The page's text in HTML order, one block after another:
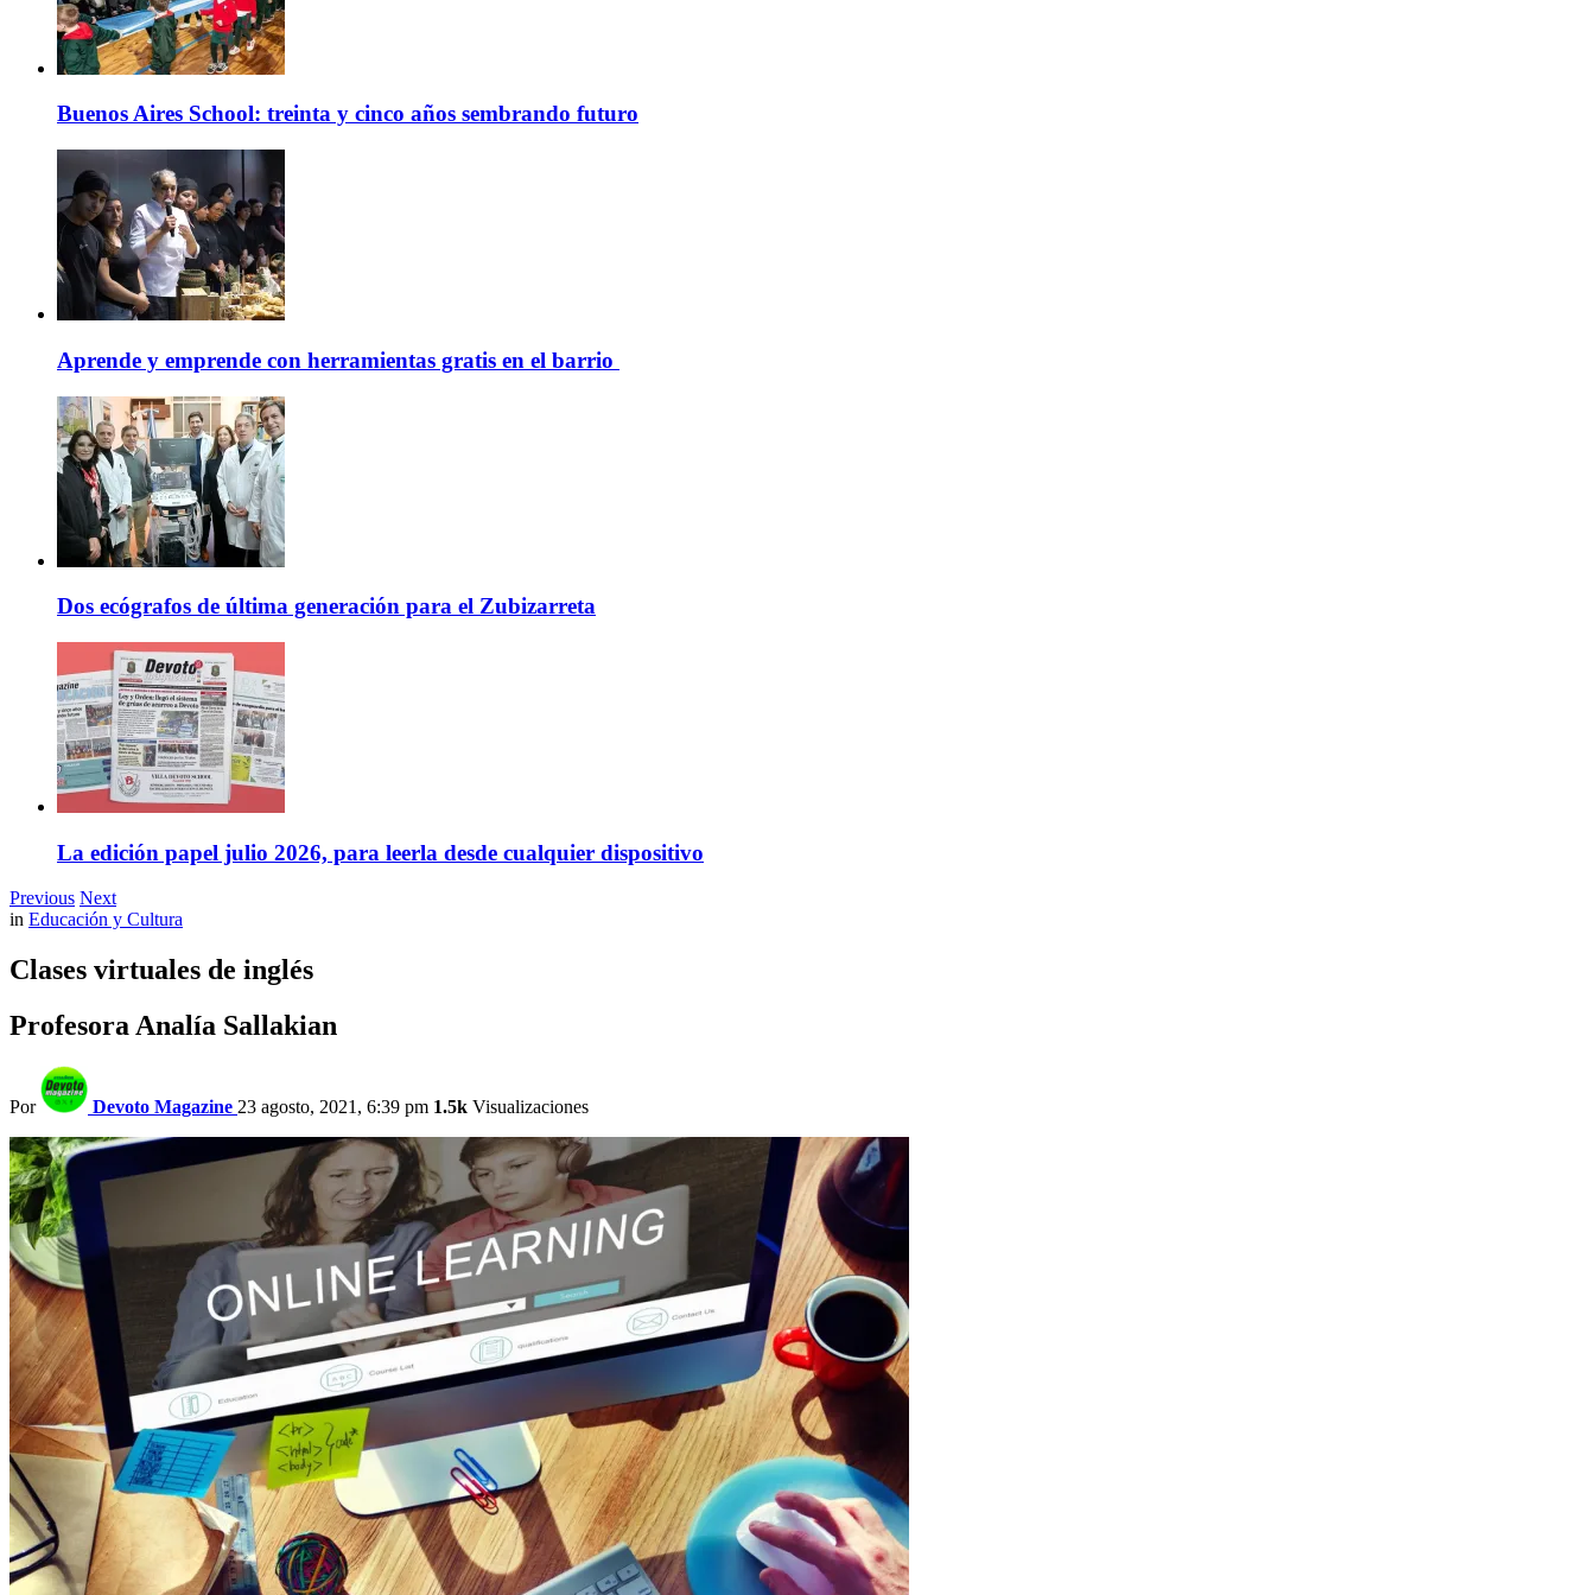
Buenos Aires School: treinta y cinco años sembrando futuro
Aprende y emprende con herramientas gratis en el barrio
Dos ecógrafos de última generación para el Zubizarreta
La edición papel julio 2026, para leerla desde cualquier dispositivo
Previous Next
in Educación y Cultura
Clases virtuales de inglés
Profesora Analía Sallakian
Por Devoto Magazine 23 agosto, 2021, 6:39 pm 1.5k Visualizaciones